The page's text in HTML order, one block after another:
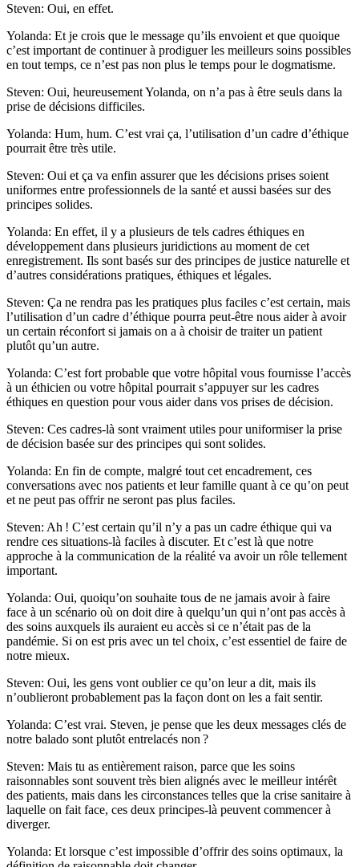
Steven: Oui, en effet.
Yolanda: Et je crois que le message qu’ils envoient et que quoique
c’est important de continuer à prodiguer les meilleurs soins possibles
en tout temps, ce n’est pas non plus le temps pour le dogmatisme.
Steven: Oui, heureusement Yolanda, on n’a pas à être seuls dans la
prise de décisions difficiles.
Yolanda: Hum, hum. C’est vrai ça, l’utilisation d’un cadre d’éthique
pourrait être très utile.
Steven: Oui et ça va enfin assurer que les décisions prises soient
uniformes entre professionnels de la santé et aussi basées sur des
principes solides.
Yolanda: En effet, il y a plusieurs de tels cadres éthiques en
développement dans plusieurs juridictions au moment de cet
enregistrement. Ils sont basés sur des principes de justice naturelle et
d’autres considérations pratiques, éthiques et légales.
Steven: Ça ne rendra pas les pratiques plus faciles c’est certain, mais
l’utilisation d’un cadre d’éthique pourra peut-être nous aider à avoir
un certain réconfort si jamais on a à choisir de traiter un patient
plutôt qu’un autre.
Yolanda: C’est fort probable que votre hôpital vous fournisse l’accès
à un éthicien ou votre hôpital pourrait s’appuyer sur les cadres
éthiques en question pour vous aider dans vos prises de décision.
Steven: Ces cadres-là sont vraiment utiles pour uniformiser la prise
de décision basée sur des principes qui sont solides.
Yolanda: En fin de compte, malgré tout cet encadrement, ces
conversations avec nos patients et leur famille quant à ce qu’on peut
et ne peut pas offrir ne seront pas plus faciles.
Steven: Ah ! C’est certain qu’il n’y a pas un cadre éthique qui va
rendre ces situations-là faciles à discuter. Et c’est là que notre
approche à la communication de la réalité va avoir un rôle tellement
important.
Yolanda: Oui, quoiqu’on souhaite tous de ne jamais avoir à faire
face à un scénario où on doit dire à quelqu’un qui n’ont pas accès à
des soins auxquels ils auraient eu accès si ce n’était pas de la
pandémie. Si on est pris avec un tel choix, c’est essentiel de faire de
notre mieux.
Steven: Oui, les gens vont oublier ce qu’on leur a dit, mais ils
n’oublieront probablement pas la façon dont on les a fait sentir.
Yolanda: C’est vrai. Steven, je pense que les deux messages clés de
notre balado sont plutôt entrelacés non ?
Steven: Mais tu as entièrement raison, parce que les soins
raisonnables sont souvent très bien alignés avec le meilleur intérêt
des patients, mais dans les circonstances telles que la crise sanitaire à
laquelle on fait face, ces deux principes-là peuvent commencer à
diverger.
Yolanda: Et lorsque c’est impossible d’offrir des soins optimaux, la